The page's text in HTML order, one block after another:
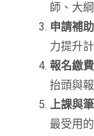
師、大
申請補助
力提升
報名繳費
抬頭與
上課與
最受用